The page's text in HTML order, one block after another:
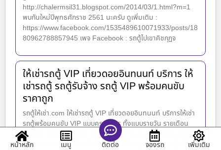
http://chalermsil31.blogspot.com/2014/03/1.html?m=1
พบกันใหม่ปีพุทธศักราช 2561 นะครับ ดูเพิ่มเติม :
https://www.facebook.com/1535489610071933/posts/18
80962788857945 เพจ Facebook : รถตู้ไปเขาคิชกุฏจ
ให้เช่ารถตู้ VIP เที่ยวดอยอินทนนท์ บริการ ให้
เช่ารถตู้ รถตู้รับจ้าง รถตู้ VIP พร้อมคนขับ
ราคาถูก
รถตู้ให้เช่า.com ให้เช่ารถตู้ VIP เที่ยวดอยอินทนนท์ บริการให้เช่า
รถตู้พร้อมคนขับ VIP แบบครบวงจร ทั้งแบบรายวัน รายเดือน
โดยทีมงานมืออาชีพ และ ชำนาญเส้นทาง พื้นที่กรุงเทพมหานคร
ปริมณฑล และ ต่างจังหวัด ทริป ไหนๆ ก็ สนุก ประทับใจ เมื่อใช้
หน้าหลัก เมนู ติดต่อ จองรถ เพิ่มเติม